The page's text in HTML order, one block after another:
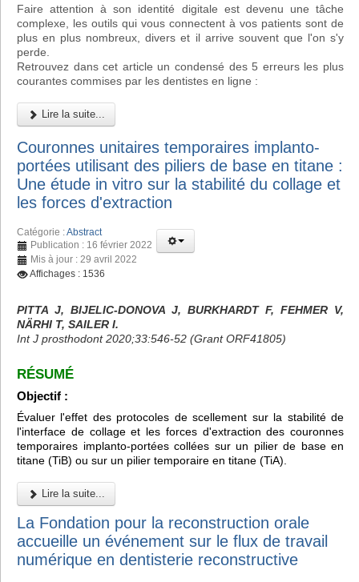
Faire attention à son identité digitale est devenu une tâche
complexe, les outils qui vous connectent à vos patients sont de
plus en plus nombreux, divers et il arrive souvent que l'on s'y
perde.
Retrouvez dans cet article un condensé des 5 erreurs les plus
courantes commises par les dentistes en ligne :
Lire la suite...
Couronnes unitaires temporaires implanto-
portées utilisant des piliers de base en titane :
Une étude in vitro sur la stabilité du collage et
les forces d'extraction
Catégorie :Abstract
Publication : 16 février 2022
Mis à jour : 29 avril 2022
Affichages : 1536
PITTA J, BIJELIC-DONOVA J, BURKHARDT F, FEHMER V,
NÄRHI T, SAILER I.
Int J prosthodont 2020;33:546-52 (Grant ORF41805)
RÉSUMÉ
Objectif :
Évaluer l'effet des protocoles de scellement sur la stabilité de
l'interface de collage et les forces d'extraction des couronnes
temporaires implanto-portées collées sur un pilier de base en
titane (TiB) ou sur un pilier temporaire en titane (TiA).
Lire la suite...
La Fondation pour la reconstruction orale
accueille un événement sur le flux de travail
numérique en dentisterie reconstructive